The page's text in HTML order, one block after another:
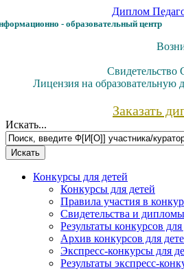
Диплом
- образовательный центр
Лицензия на образовательную
Заказать
Искать...
Конкурсы для детей
Конкурсы для детей
Правила участия в
Свидетельства и дипломы
Результаты конкурсов для
Архив конкурсов для
Экспресс-конкурсы для
Результаты экспресс-